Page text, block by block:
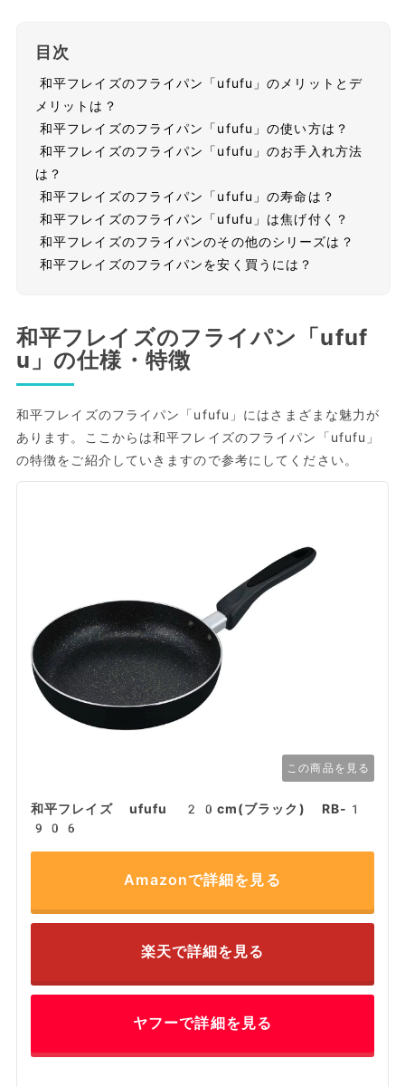
目次
和平フレイズのフライパン「ufufu」のメリットとデ
メリットは？
和平フレイズのフライパン「ufufu」の使い方は？
和平フレイズのフライパン「ufufu」のお手入れ方法
は？
和平フレイズのフライパン「ufufu」の寿命は？
和平フレイズのフライパン「ufufu」は焦げ付く？
和平フレイズのフライパンのその他のシリーズは？
和平フレイズのフライパンを安く買うには？
和平フレイズのフライパン「ufuf
u」の仕様・特徴
和平フレイズのフライパン「ufufu」にはさまざまな魅力が
あります。ここからは和平フレイズのフライパン「ufufu」
の特徴をご紹介していきますので参考にしてください。
この商品を見る
和平フレイズ ufufu 20cm(ブラック) RB-1
906
Amazonで詳細を見る
楽天で詳細を見る
ヤフーで詳細を見る